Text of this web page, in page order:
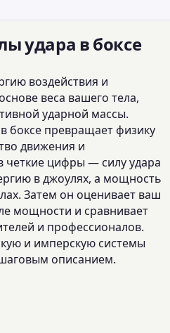
удара в боксе
воздействия и
веса вашего тела,
ударной массы.
боксе превращает физику
движения и
четкие цифры — силу удара
в джоулях, а мощность
Затем он оценивает ваш
мощности и сравнивает
и профессионалов.
и имперскую системы
описанием.